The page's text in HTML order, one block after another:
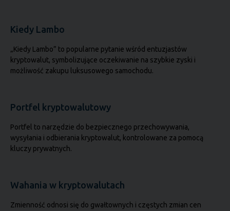
Kiedy Lambo
„Kiedy Lambo” to popularne pytanie wśród entuzjastów
kryptowalut, symbolizujące oczekiwanie na szybkie zyski i
możliwość zakupu luksusowego samochodu.
Portfel kryptowalutowy
Portfel to narzędzie do bezpiecznego przechowywania,
wysyłania i odbierania kryptowalut, kontrolowane za pomocą
kluczy prywatnych.
Wahania w kryptowalutach
Zmienność odnosi się do gwałtownych i częstych zmian cen